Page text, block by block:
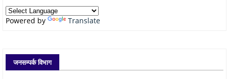
Powered by Translate
जनसम्पर्क विभाग